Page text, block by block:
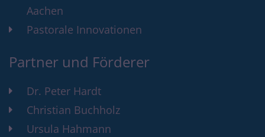
Aachen
Pastorale Innovationen
Partner und Förderer
Dr. Peter Hardt
Christian Buchholz
Ursula Hahmann